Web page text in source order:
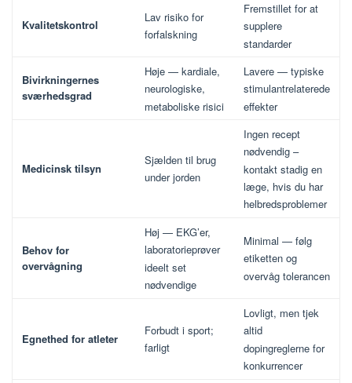
Kvalitetskontrol
Lav risiko for
forfalskning
Fremstillet for at
supplere
standarder
Bivirkningernes
sværhedsgrad
Høje — kardiale,
neurologiske,
metaboliske risici
Lavere — typiske
stimulantrelaterede
effekter
Medicinsk tilsyn
Sjælden til brug
under jorden
Ingen recept
nødvendig –
kontakt stadig en
læge, hvis du har
helbredsproblemer
Behov for
overvågning
Høj — EKG’er,
laboratorieprøver
ideelt set
nødvendige
Minimal — følg
etiketten og
overvåg tolerancen
Egnethed for atleter
Forbudt i sport;
farligt
Lovligt, men tjek
altid
dopingreglerne for
konkurrencer